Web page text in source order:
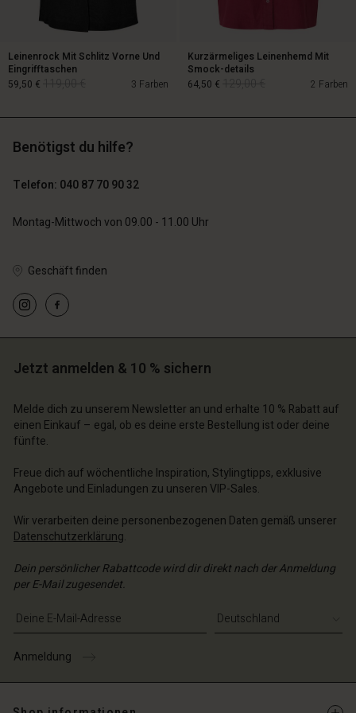
| Ein Land auswählen
Konto
finden
| Ein Land auswählen
finden
| Ein Land auswählen
finden
| Ein Land auswählen
finden
| Ein Land auswählen
Leinenrock Mit Schlitz Vorne Und
Eingrifftaschen
3 Farben
59,50 €
Kurzärmeliges Leinenhemd Mit
Smock-details
2 Farben
64,50 €
Benötigst du hilfe?
Telefon: 040 87 70 90 32
Montag-Mittwoch von 09.00 - 11.00 Uhr
Geschäft finden
Jetzt anmelden & 10 % sichern
Melde dich zu unserem Newsletter an und erhalte 10 % Rabatt auf
einen Einkauf – egal, ob es deine erste Bestellung ist oder deine
fünfte.
Freue dich auf wöchentliche Inspiration, Stylingtipps, exklusive
Angebote und Einladungen zu unseren VIP-Sales.
Wir verarbeiten deine personenbezogenen Daten gemäß unserer
Datenschutzerklärung.
Dein persönlicher Rabattcode wird dir direkt nach der Anmeldung
per E-Mail zugesendet.
E-Mail-Adresse eingeben
Anmeldung